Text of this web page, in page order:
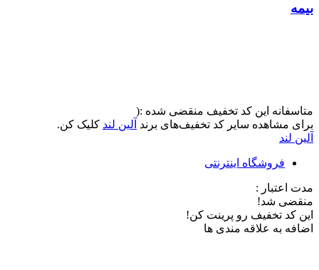
بیمه
متاسفانه این کد تخفیف منقضی شده :(
برای مشاهده سایر کد تخفیف‌های برند آلین لند کلیک کن.
آلین لند
فروشگاه اینترنتی
مدت اعتبار :
منقضی شد!
این کد تخفیف رو پرینت کن!
اضافه به علاقه مندی ها